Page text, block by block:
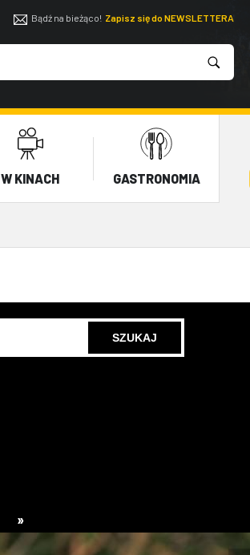
Bądź na bieżąco! Zapisz się do NEWSLETTERA
W KINACH GASTRONOMIA
»